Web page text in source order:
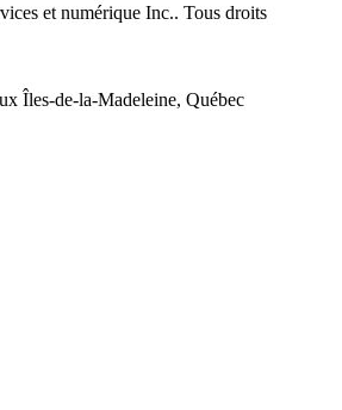
et numérique Inc.. Tous droits
Îles-de-la-Madeleine, Québec